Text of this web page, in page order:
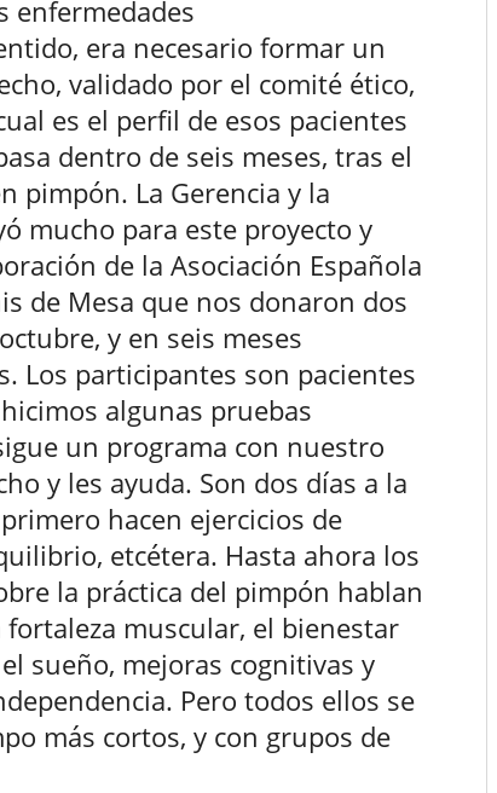
enfermedades
era necesario formar un
validado por el comité ético,
es el perfil de esos pacientes
dentro de seis meses, tras el
pimpón. La Gerencia y la
mucho para este proyecto y
de la Asociación Española
de Mesa que nos donaron dos
y en seis meses
Los participantes son pacientes
algunas pruebas
un programa con nuestro
y les ayuda. Son dos días a la
hacen ejercicios de
etcétera. Hasta ahora los
la práctica del pimpón hablan
muscular, el bienestar
sueño, mejoras cognitivas y
Pero todos ellos se
más cortos, y con grupos de